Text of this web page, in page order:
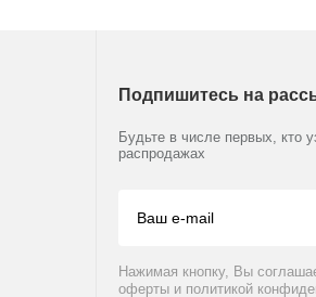
Подпишитесь на
Будьте в числе первых, кто
распродажах
Нажимая кнопку, Вы
оферты и политикой